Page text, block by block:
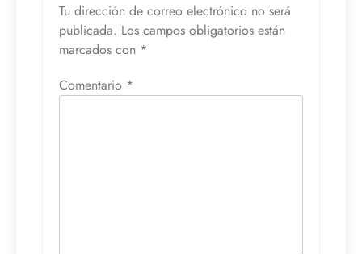
Tu dirección de correo electrónico no será
publicada. Los campos obligatorios están
marcados con *
Comentario *